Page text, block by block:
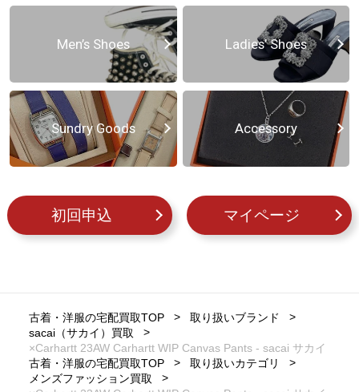
Men’s Shoes Ladies’ Shoes
Sundry Goods Accessory
初回申込 マイページ
古着・洋服の宅配買取TOP
取り扱いブランド
sacai（サカイ）買取
×Carhartt 23AW Carhartt WIP Canvas Pants - sacai サカイ
古着・洋服の宅配買取TOP
取り扱いカテゴリ
メンズファッション買取